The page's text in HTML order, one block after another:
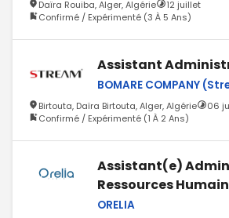
Daïra Rouiba, Alger, Algérie
12 juillet
Confirmé / Expérimenté (3 À 5 Ans)
Assistant
BOMARE COMPANY
Birtouta, Daïra Birtouta, Alger, Algérie
06
Confirmé / Expérimenté (1 À 2 Ans)
Assistant(e)
Ressources
ORELIA